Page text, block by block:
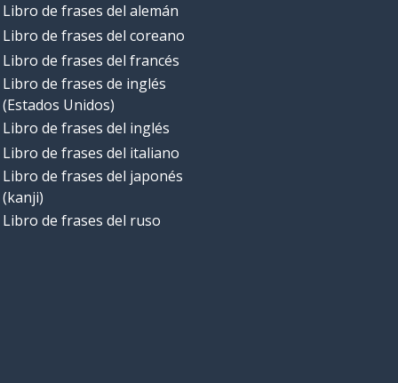
Libro de frases del alemán
Libro de frases del coreano
Libro de frases del francés
Libro de frases de inglés
(Estados Unidos)
Libro de frases del inglés
Libro de frases del italiano
Libro de frases del japonés
(kanji)
Libro de frases del ruso